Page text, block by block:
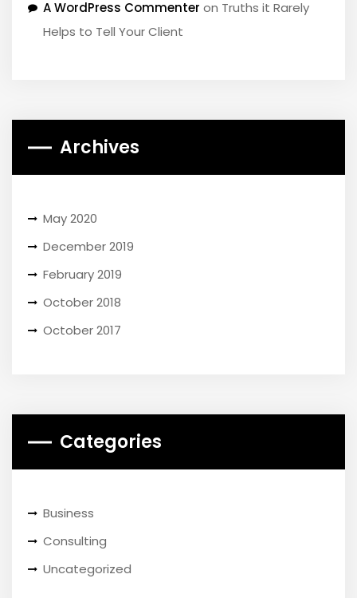
A WordPress Commenter on Truths it Rarely
Helps to Tell Your Client
Archives
May 2020
December 2019
February 2019
October 2018
October 2017
Categories
Business
Consulting
Uncategorized